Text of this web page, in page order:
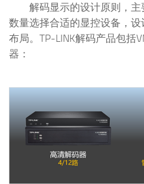
解码显示的设计原则，主
数量选择合适的显控设备，
布局。TP-LINK解码产品包括
器：